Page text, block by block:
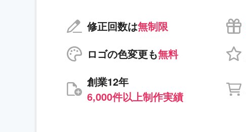
修正回数は無制限
ロゴの色変更も無料
創業12年
6,000件以上制作実績